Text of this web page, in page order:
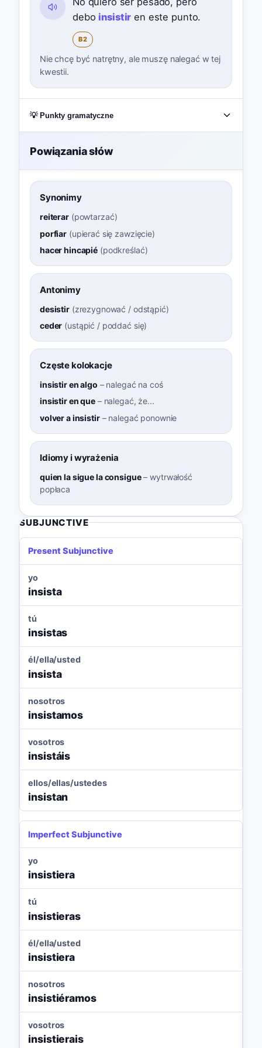
debo insistir en este punto.
B2
Nie chcę być natrętny, ale muszę nalegać w tej
kwestii.
💡 Punkty gramatyczne
Powiązania słów
Synonimy
reiterar(powtarzać)
porfiar (upierać się zawzięcie)
hacer hincapié (podkreślać)
Antonimy
desistir(zrezygnować / odstąpić)
ceder (ustąpić / poddać się)
Częste kolokacje
insistir en algo – nalegać na coś
insistir en que – nalegać, że...
volver a insistir– nalegać ponownie
Idiomy i wyrażenia
quien la sigue la consigue–wytrwałość
popłaca
SUBJUNCTIVE
Present Subjunctive
yo
insista
tú
insistas
él/ella/usted
insista
nosotros
insistamos
vosotros
insistáis
ellos/ellas/ustedes
insistan
Imperfect Subjunctive
yo
insistiera
tú
insistieras
él/ella/usted
insistiera
nosotros
insistiéramos
vosotros
insistierais